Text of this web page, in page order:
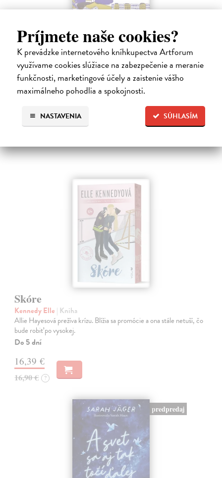
Príjmete naše cookies?
K prevádzke internetového kníhkupectva Artforum
využívame cookies slúžiace na zabezpečenie a meranie
funkčnosti, marketingové účely a zaistenie vášho
maximálneho pohodlia a spokojnosti.
SÚHLASÍM
NASTAVENIA
Ja, Tran a všetko ostatné
Kanaloš Martin| Kniha
Polovičný Róm Dezi a polovičný Vietnamec Tran, dvaja outsideri z
rozpadnutých rodín, majú spoločnú záľubu v pozorovaní oblohy. Kým
si ich spolužiaci z malomestského gymnázia užívajú mladosť a výhody
Na sklade ?
Skóre
Kennedy Elle | Kniha
Allie Hayesová prežíva krízu. Blížia sa promócie a ona stále netuší, čo
bude robiť po vysokej.
Do 5 dní
16,39 €
16,90 € ?
predpredaj